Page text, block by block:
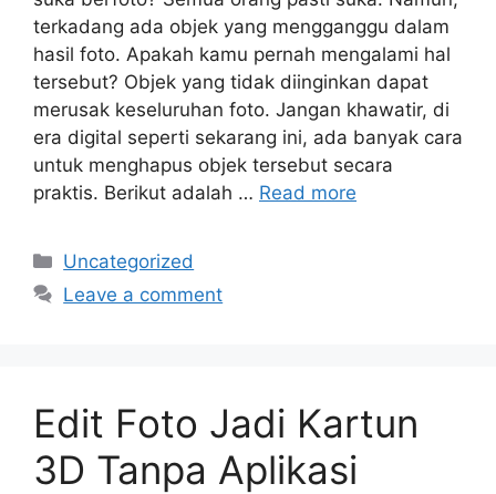
terkadang ada objek yang mengganggu dalam
hasil foto. Apakah kamu pernah mengalami hal
tersebut? Objek yang tidak diinginkan dapat
merusak keseluruhan foto. Jangan khawatir, di
era digital seperti sekarang ini, ada banyak cara
untuk menghapus objek tersebut secara
praktis. Berikut adalah … Read more
Categories
Uncategorized
Leave a comment
Edit Foto Jadi Kartun
3D Tanpa Aplikasi